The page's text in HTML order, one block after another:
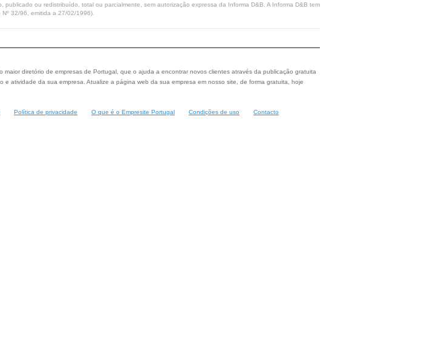
ou redistribuído, total ou parcialmente, sem autorização expressa da Informa D&B. A Informa D&B tem
32/96, emitida a 27/02/1996).
maior diretório de empresas de Portugal, que o ajuda a encontrar novos clientes através da publicação gratuita
e atividade da sua empresa. Atualize a página web da sua empresa em nosso site, de forma gratuita, hoje
Política de privacidade O que é o Empresite Portugal Condições de uso Contacto